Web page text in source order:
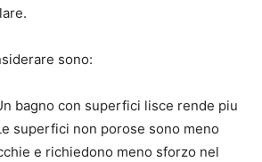
sono:
bagno con superfici lisce rende piu
superfici non porose sono meno
e richiedono meno sforzo nel